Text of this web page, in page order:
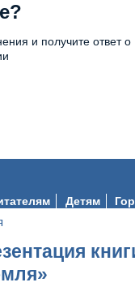
и получите ответ о
Детям